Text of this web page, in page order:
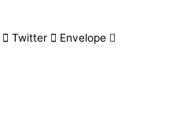
Twitter
Envelope